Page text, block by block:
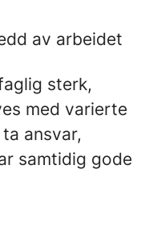
av arbeidet
sterk,
med varierte
ansvar,
samtidig gode